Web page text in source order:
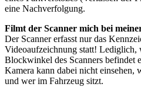
eine Nachverfolgung.
Filmt der Scanner mich bei
Der Scanner erfasst nur das
Videoaufzeichnung statt! Lediglich,
Blockwinkel des Scanners befindet
Kamera kann dabei nicht einsehen,
und wer im Fahrzeug sitzt.